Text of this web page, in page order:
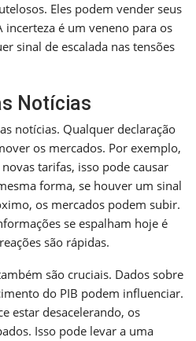
Eles podem vender seus
é um veneno para os
sinal de escalada nas tensões
Notícias
notícias. Qualquer declaração
os mercados. Por exemplo,
tarifas, isso pode causar
forma, se houver um sinal
os mercados podem subir.
se espalham hoje é
são rápidas.
são cruciais. Dados sobre
do PIB podem influenciar.
estar desacelerando, os
Isso pode levar a uma